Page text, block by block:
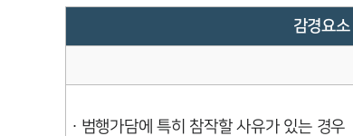
감경요소
∙ 범행가담에 특히 참작할 사유가 있는 경우